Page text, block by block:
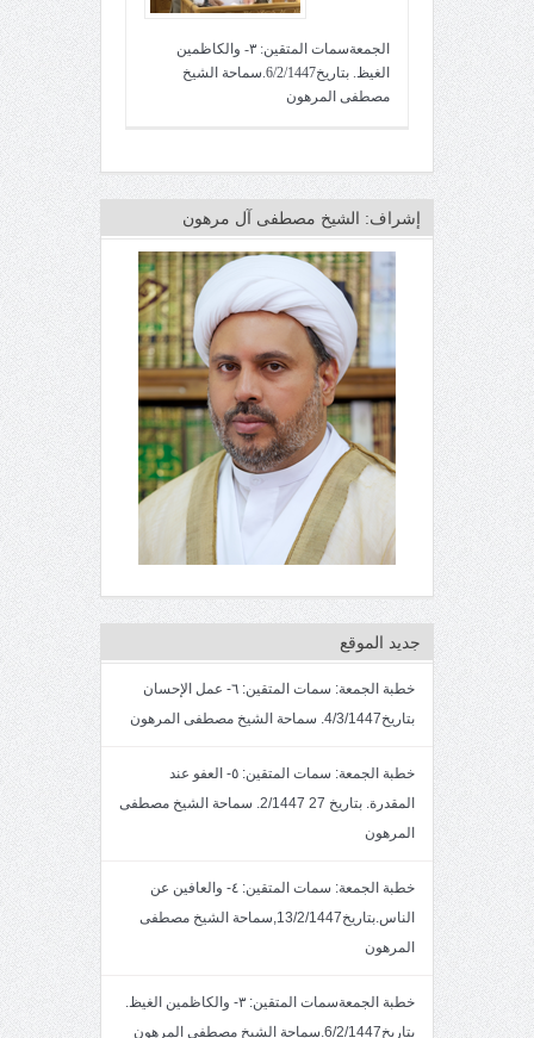
الجمعةسمات المتقين: ٣- والكاظمين
الغيظ. بتاريخ6/2/1447.سماحة الشيخ
مصطفى المرهون
إشراف: الشيخ مصطفى آل مرهون
جديد الموقع
خطبة الجمعة: سمات المتقين: ٦- عمل الإحسان
بتاريخ4/3/1447. سماحة الشيخ مصطفى المرهون
خطبة الجمعة: سمات المتقين: ٥- العفو عند
المقدرة. بتاريخ 27 2/1447. سماحة الشيخ مصطفى
المرهون
خطبة الجمعة: سمات المتقين: ٤- والعافين عن
الناس.بتاريخ13/2/1447,سماحة الشيخ مصطفى
المرهون
خطبة الجمعةسمات المتقين: ٣- والكاظمين الغيظ.
بتاريخ6/2/1447.سماحة الشيخ مصطفى المرهون